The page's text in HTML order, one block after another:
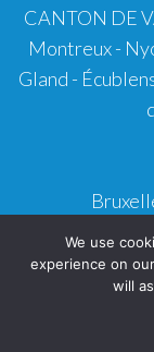
CANTON DE
Montreux-
Gland -
Retrouvez
Annuaire
We use
experience on
will